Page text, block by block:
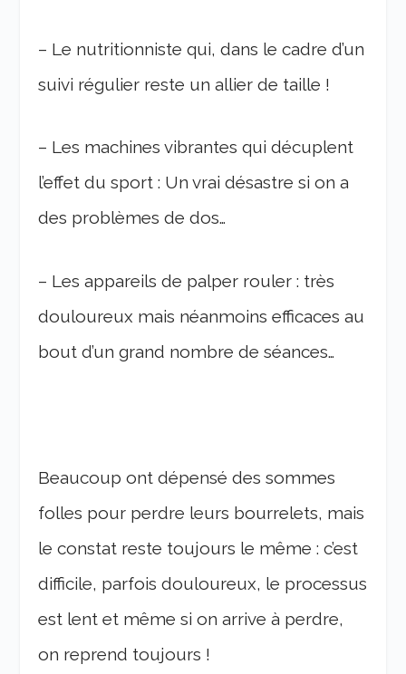
– Le nutritionniste qui, dans le cadre d’un
suivi régulier reste un allier de taille !
– Les machines vibrantes qui décuplent
l’effet du sport : Un vrai désastre si on a
des problèmes de dos…
– Les appareils de palper rouler : très
douloureux mais néanmoins efficaces au
bout d’un grand nombre de séances…
Beaucoup ont dépensé des sommes
folles pour perdre leurs bourrelets, mais
le constat reste toujours le même : c’est
difficile, parfois douloureux, le processus
est lent et même si on arrive à perdre,
on reprend toujours !